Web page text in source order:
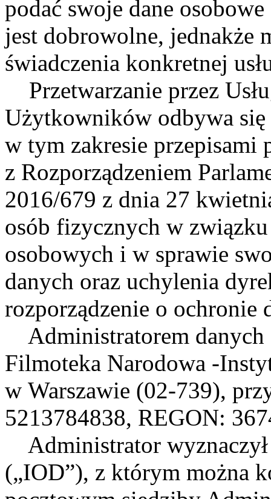
podać swoje dane
jest dobrowolne, jednakże
świadczenia konkretnej
Przetwarzanie przez
Użytkowników odbywa
w tym zakresie przepisami
z Rozporządzeniem
2016/679 z dnia 27
osób fizycznych w
osobowych i w sprawie
danych oraz uchylenia
rozporządzenie o ochronie
Administratorem
Filmoteka Narodowa -
w Warszawie (02-739),
5213784838, REGON:
Administrator
(„IOD”), z którym można